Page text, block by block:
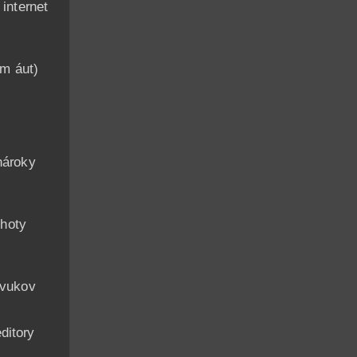
áut)